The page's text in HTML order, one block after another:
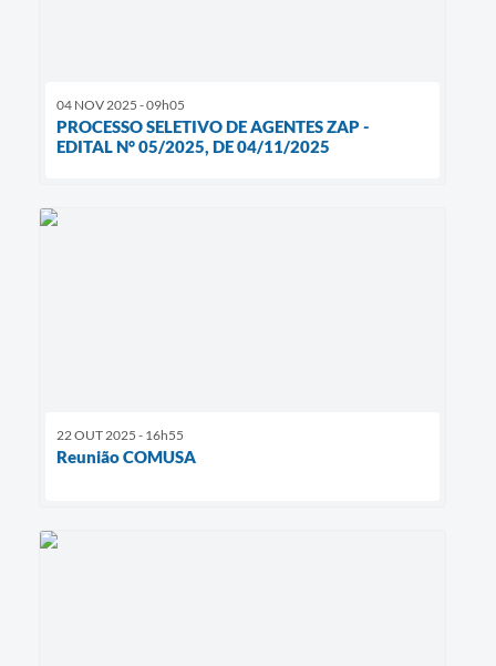
04 NOV 2025 - 09h05
PROCESSO SELETIVO DE AGENTES ZAP -
EDITAL N° 05/2025, DE 04/11/2025
22 OUT 2025 - 16h55
Reunião COMUSA